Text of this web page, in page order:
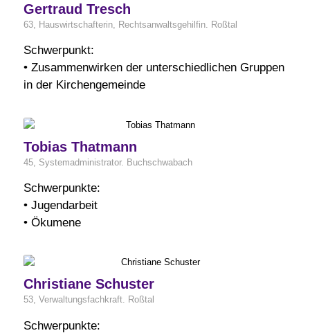
Gertraud Tresch
63, Hauswirtschafterin, Rechtsanwaltsgehilfin. Roßtal
Schwerpunkt:
• Zusammenwirken der unterschiedlichen Gruppen
in der Kirchengemeinde
Tobias Thatmann
45, Systemadministrator. Buchschwabach
Schwerpunkte:
• Jugendarbeit
• Ökumene
Christiane Schuster
53, Verwaltungsfachkraft. Roßtal
Schwerpunkte: